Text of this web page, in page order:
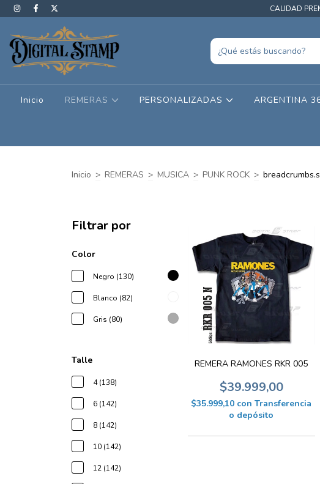
CALIDAD
Inicio REMERAS PERSONALIZADAS ARGENTINA
Inicio > REMERAS > MUSICA > PUNK ROCK >
Filtrar por
Color
Negro (130)
Blanco (82)
Gris (80)
Talle
4 (138)
6 (142)
8 (142)
10 (142)
12 (142)
REMERA RAMONES RKR 005
$39.999,00
$35.999,10 con Transferencia
o depósito